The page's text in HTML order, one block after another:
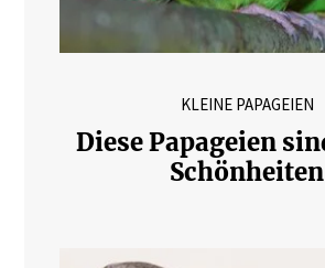
KLEINE PAPAGEIEN
Diese Papageien
Schönheiten